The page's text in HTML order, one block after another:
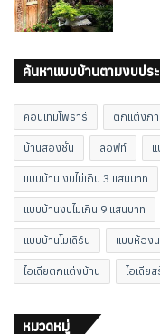
ค้นหาแบบบ้านตามงบปร
คอนเทมโพรารี ตกแต่งภา
บ้านสองชั้น ลอฟท์
แบบบ้าน งบไม่เกิน 3 แสนบาท
แบบบ้านงบไม่เกิน 9 แสนบาท
แบบบ้านโมเดิร์น แบบห้อง
ไอเดียตกแต่งบ้าน ไอเดีย
หมวดหมู่